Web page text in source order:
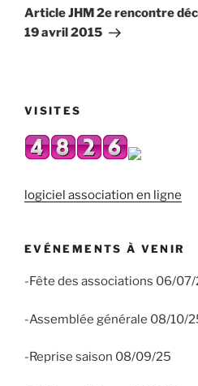
suivant
Article JHM 2e rencontre
19 avril 2015
VISITES
logiciel association en ligne
EVÉNEMENTS À VENIR
-Fête des associations 06/
-Assemblée générale 08/10/
-Reprise saison 08/09/25